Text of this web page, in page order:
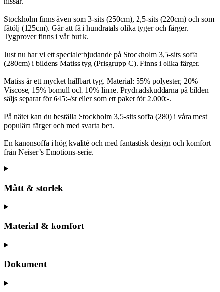
Stockholm finns även som 3-sits (250cm), 2,5-sits (220cm) och som
fåtölj (125cm). Går att få i hundratals olika tyger och färger.
Tygprover finns i vår butik.
Just nu har vi ett specialerbjudande på Stockholm 3,5-sits soffa
(280cm) i bildens Matiss tyg (Prisgrupp C). Finns i olika färger.
Matiss är ett mycket hållbart tyg. Material: 55% polyester, 20%
Viscose, 15% bomull och 10% linne. Prydnadskuddarna på bilden
säljs separat för 645:-/st eller som ett paket för 2.000:-.
På nätet kan du beställa Stockholm 3,5-sits soffa (280) i våra mest
populära färger och med svarta ben.
En kanonsoffa i hög kvalité och med fantastisk design och komfort
från Neiser’s Emotions-serie.
Mått & storlek
Material & komfort
Dokument